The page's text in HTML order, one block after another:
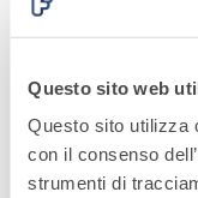
Questo sito web
Questo sito utilizza
con il consenso
strumenti di
RICORDI MATERIA
per realizzare